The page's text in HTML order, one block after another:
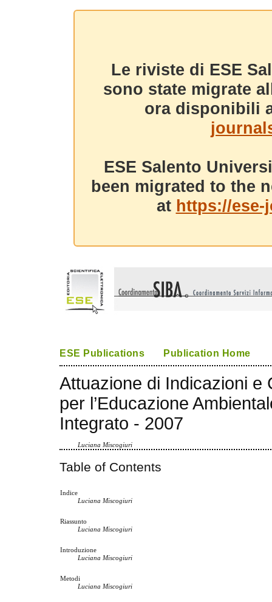
Le riviste di ESE
sono state migrate
ora disponibili
ESE Salento
been migrated to the
at https://
ESE Publications Publication Home
Attuazione di Indicazioni e
per l’Educazione
Integrato - 2007
Luciana Miscogiuri
Table of Contents
Indice
Luciana Miscogiuri
Riassunto
Luciana Miscogiuri
Introduzione
Luciana Miscogiuri
Metodi
Luciana Miscogiuri